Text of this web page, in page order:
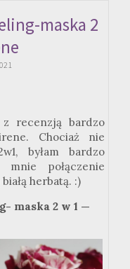
maska 2
recenzją bardzo
. Chociaż nie
, byłam bardzo
połączenie
herbatą. :)
maska 2 w 1 —